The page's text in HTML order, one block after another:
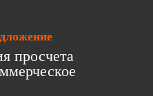
просчета